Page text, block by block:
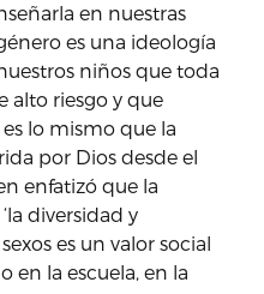
en nuestras
es una ideología
niños que toda
alto riesgo y que
lo mismo que la
por Dios desde el
enfatizó que la
diversidad y
es un valor social
en la escuela, en la